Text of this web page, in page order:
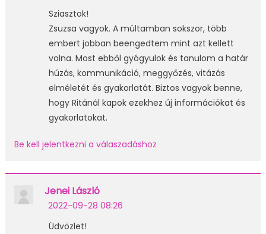
Sziasztok!
Zsuzsa vagyok. A múltamban sokszor, több
embert jobban beengedtem mint azt kellett
volna. Most ebből gyógyulok és tanulom a határ
húzás, kommunikáció, meggyőzés, vitázás
elméletét és gyakorlatát. Biztos vagyok benne,
hogy Ritánál kapok ezekhez új információkat és
gyakorlatokat.
Be kell jelentkezni a válaszadáshoz
Jenei László
2022-09-28 08:26
Üdvözlet!